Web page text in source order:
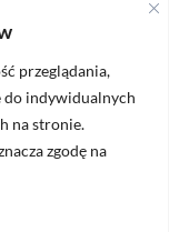
przeglądania,
do indywidualnych
na stronie.
zgodę na